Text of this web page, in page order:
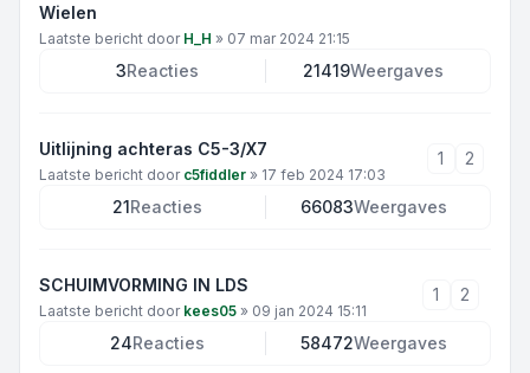
Wielen
Laatste bericht door H_H » 07 mar 2024 21:15
3Reacties 21419Weergaves
Uitlijning achteras C5-3/X7
Laatste bericht door c5fiddler » 17 feb 2024 17:03
1 2
21Reacties 66083Weergaves
SCHUIMVORMING IN LDS
Laatste bericht door kees05 » 09 jan 2024 15:11
1 2
24Reacties 58472Weergaves